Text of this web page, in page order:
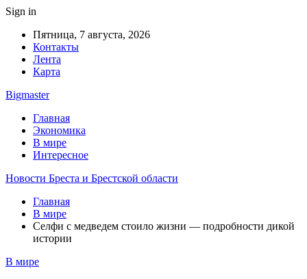
Sign in
Пятница, 7 августа, 2026
Контакты
Лента
Карта
Bigmaster
Главная
Экономика
В мире
Интересное
Новости Бреста и Брестской области
Главная
В мире
Селфи с медведем стоило жизни — подробности дикой
истории
В мире